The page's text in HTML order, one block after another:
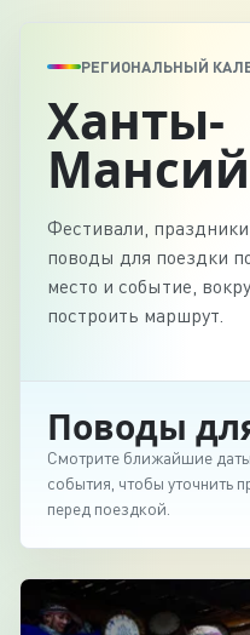
РЕГИОНАЛЬНЫЙ
Ханты-
Фестивали,
поводы для поездки
место и событие,
построить маршрут.
Поводы
Смотрите ближайшие
события, чтобы уточнить
перед поездкой.